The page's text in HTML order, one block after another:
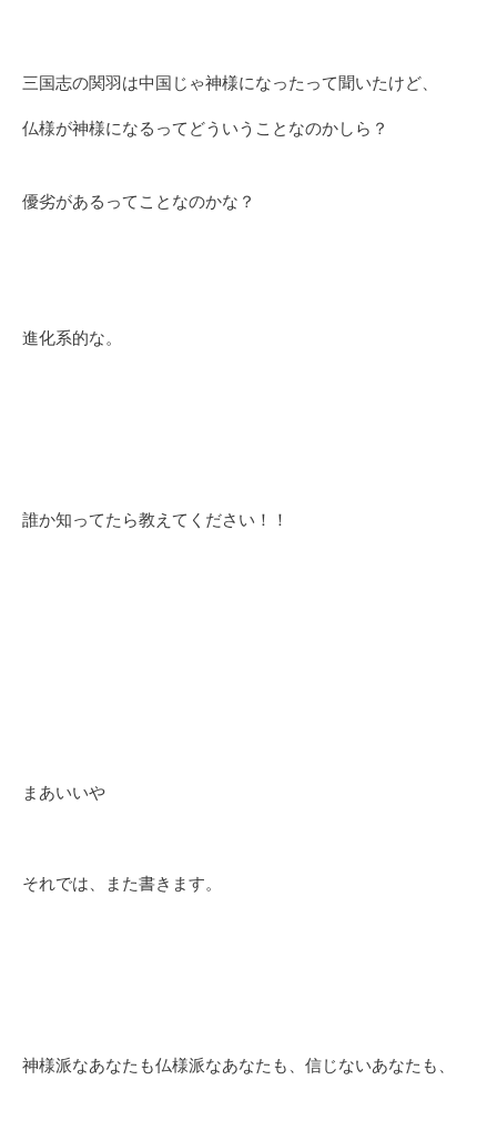
三国志の関羽は中国じゃ神様になったって聞いたけど、
仏様が神様になるってどういうことなのかしら？
優劣があるってことなのかな？
進化系的な。
誰か知ってたら教えてください！！
まあいいや
それでは、また書きます。
神様派なあなたも仏様派なあなたも、信じないあなたも、